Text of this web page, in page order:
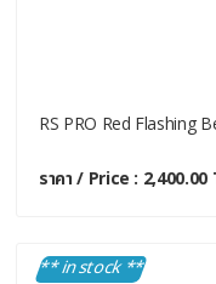
RS PRO Red Flashing
ราคา / Price : 2,400.00
** in stock **